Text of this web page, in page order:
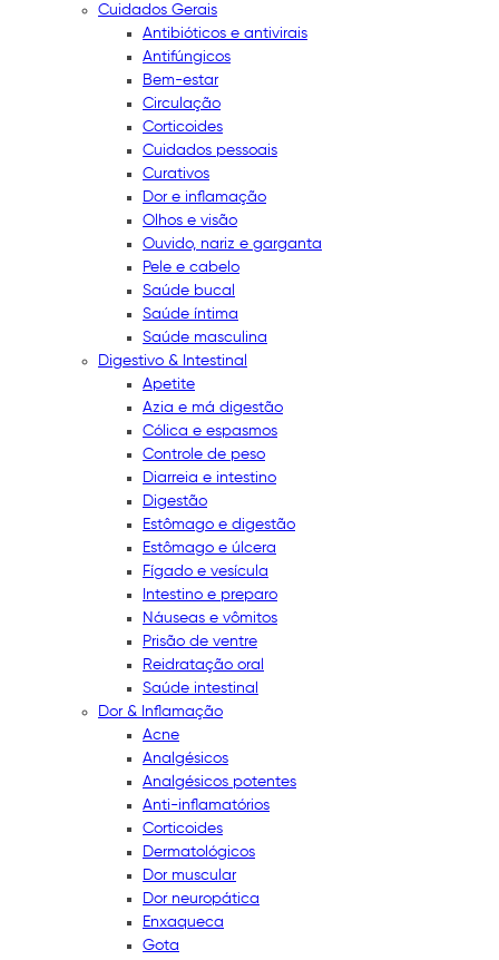
Cuidados Gerais
Antibióticos e antivirais
Antifúngicos
Bem-estar
Circulação
Corticoides
Cuidados pessoais
Curativos
Dor e inflamação
Olhos e visão
Ouvido, nariz e garganta
Pele e cabelo
Saúde bucal
Saúde íntima
Saúde masculina
Digestivo & Intestinal
Apetite
Azia e má digestão
Cólica e espasmos
Controle de peso
Diarreia e intestino
Digestão
Estômago e digestão
Estômago e úlcera
Fígado e vesícula
Intestino e preparo
Náuseas e vômitos
Prisão de ventre
Reidratação oral
Saúde intestinal
Dor & Inflamação
Acne
Analgésicos
Analgésicos potentes
Anti-inflamatórios
Corticoides
Dermatológicos
Dor muscular
Dor neuropática
Enxaqueca
Gota